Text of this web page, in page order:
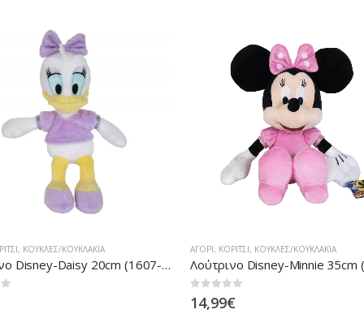
, ΚΟΎΚΛΕΣ/ΚΟΥΚΛΆΚΙΑ
Λούτρινο Disney-Daisy 20cm (1607-01683)
ΑΓΌΡΙ, ΚΟΡΊΤΣΙ, ΚΟΎΚΛΕΣ/ΚΟΥΚΛΆΚΙΑ
0out of 5
14,99€